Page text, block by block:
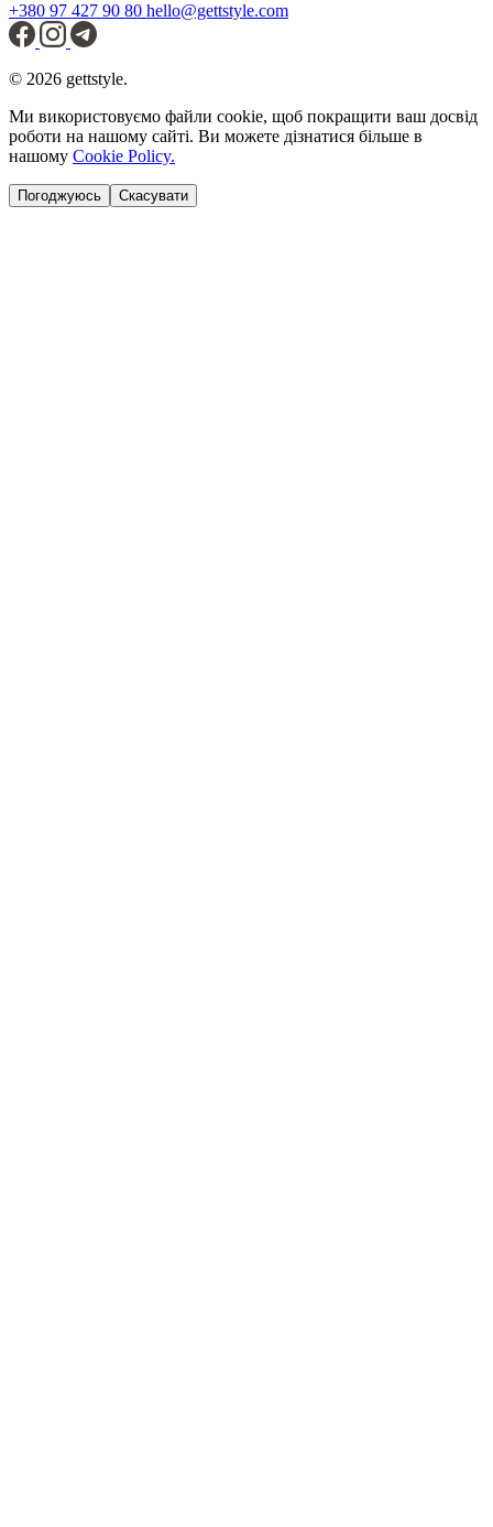
+380 97 427 90 80 hello@gettstyle.com
© 2026 gettstyle.
Ми використовуємо файли cookie, щоб покращити ваш досвід
роботи на нашому сайті. Ви можете дізнатися більше в
нашому Cookie Policy.
Погоджуюсь Скасувати